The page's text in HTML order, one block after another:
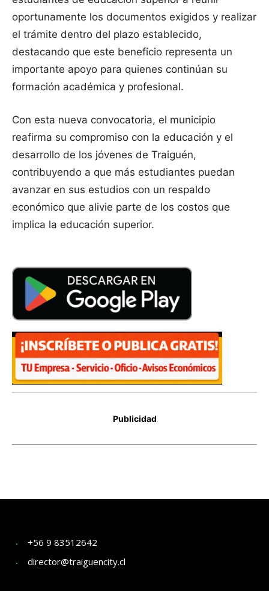
+56 9 83512642
director@traiguencity.cl